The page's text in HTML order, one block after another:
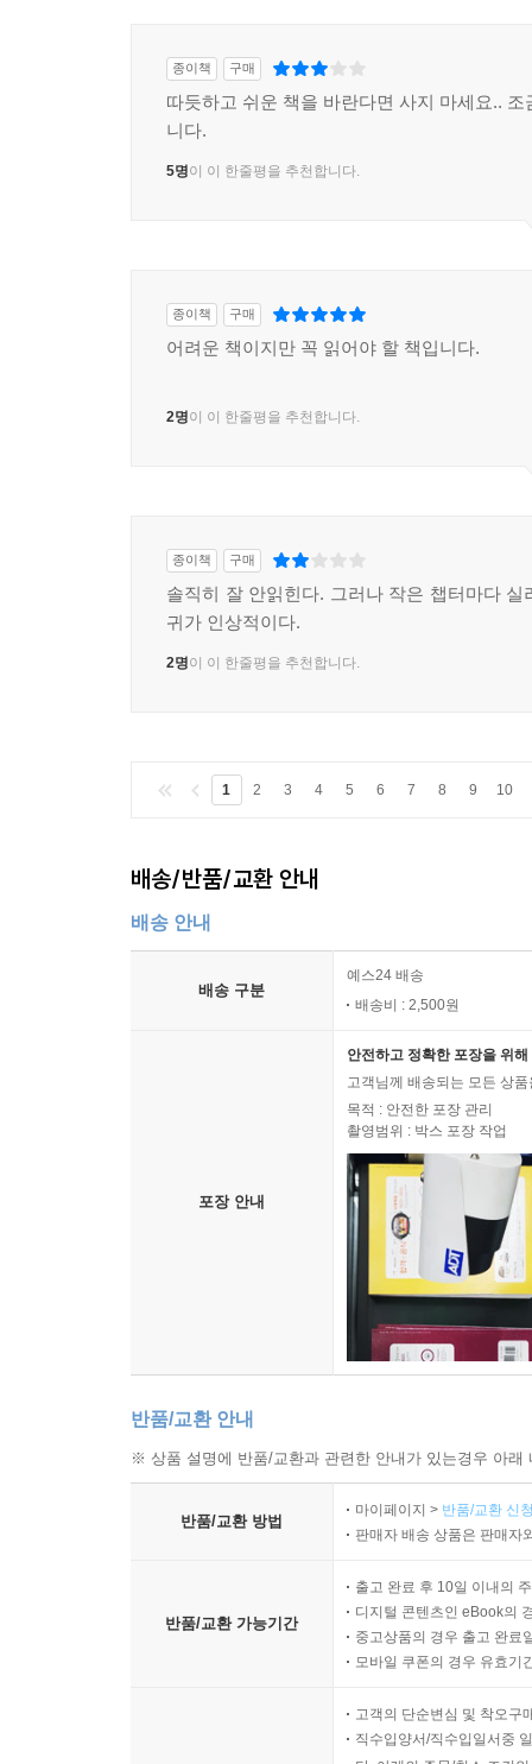
종이책 구매
따듯하고 쉬운 책을 바란다면 사지 마세요.. 조
니다.
5명이 이 한줄평을 추천합니다.
종이책 구매
어려운 책이지만 꼭 읽어야 할 책입니다.
2명이 이 한줄평을 추천합니다.
종이책 구매
솔직히 잘 안읽힌다. 그러나 작은 챕터마다 실
귀가 인상적이다.
2명이 이 한줄평을 추천합니다.
1 2 3 4 5 6 7 8 9 10
배송/반품/교환 안내
배송 안내
배송 구분
예스24 배송
배송비 : 2,500원
포장 안내
안전하고 정확한 포장을 위
고객님께 배송되는 모든 상
목적 : 안전한 포장 관리
촬영범위 : 박스 포장 작업
반품/교환 안내
※ 상품 설명에 반품/교환과 관련한 안내가 있는경우 아
반품/교환 방법
마이페이지 > 반품/교환 신
판매자 배송 상품은 판매자
반품/교환 가능기간
출고 완료 후 10일 이내의
디지털 콘텐츠인 eBook의
중고상품의 경우 출고 완료
모바일 쿠폰의 경우 유효기
고객의 단순변심 및 착오구
직수입양서/직수입일서중